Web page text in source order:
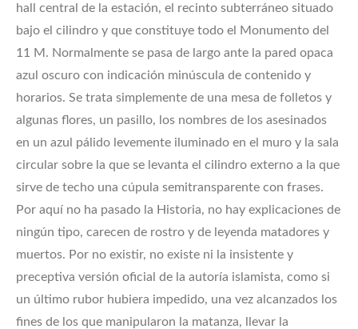
hall central de la estación, el recinto subterráneo situado
bajo el cilindro y que constituye todo el Monumento del
11 M. Normalmente se pasa de largo ante la pared opaca
azul oscuro con indicación minúscula de contenido y
horarios. Se trata simplemente de una mesa de folletos y
algunas flores, un pasillo, los nombres de los asesinados
en un azul pálido levemente iluminado en el muro y la sala
circular sobre la que se levanta el cilindro externo a la que
sirve de techo una cúpula semitransparente con frases.
Por aquí no ha pasado la Historia, no hay explicaciones de
ningún tipo, carecen de rostro y de leyenda matadores y
muertos. Por no existir, no existe ni la insistente y
preceptiva versión oficial de la autoría islamista, como si
un último rubor hubiera impedido, una vez alcanzados los
fines de los que manipularon la matanza, llevar la